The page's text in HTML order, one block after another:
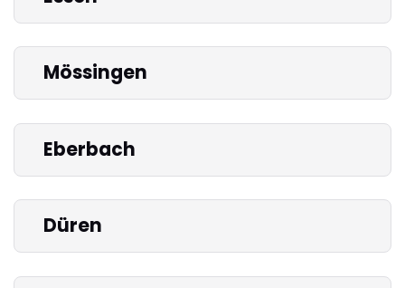
Mössingen
Eberbach
Düren